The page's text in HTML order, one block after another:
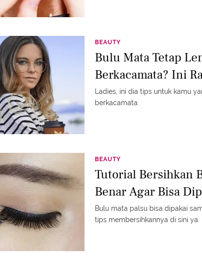
BEAUTY
Bulu Mata Tetap
Berkacamata? Ini
Ladies, ini dia tips untuk kamu
berkacamata.
BEAUTY
Tutorial Bersihkan
Benar Agar Bisa
Bulu mata palsu bisa dipakai
tips membersihkannya di sini ya.